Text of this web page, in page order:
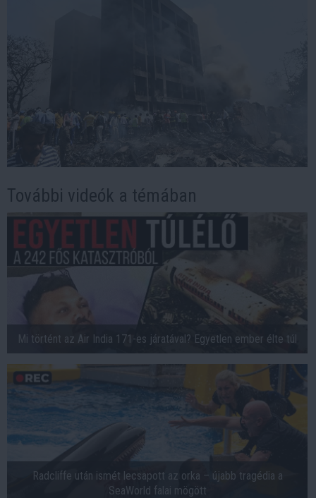
További videók a témában
Mi történt az Air India 171-es járatával? Egyetlen ember élte túl
Radcliffe után ismét lecsapott az orka – újabb tragédia a
SeaWorld falai mögött